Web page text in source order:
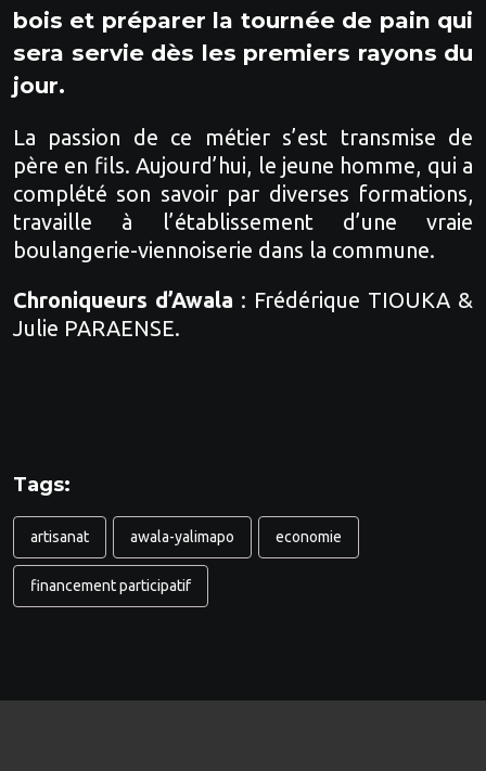
bois et préparer la tournée de pain qui
sera servie dès les premiers rayons du
jour.
La passion de ce métier s’est transmise de
père en fils. Aujourd’hui, le jeune homme, qui a
complété son savoir par diverses formations,
travaille à l’établissement d’une vraie
boulangerie-viennoiserie dans la commune.
Chroniqueurs d’Awala : Frédérique TIOUKA &
Julie PARAENSE.
Tags:
artisanat awala-yalimapo economie
financement participatif